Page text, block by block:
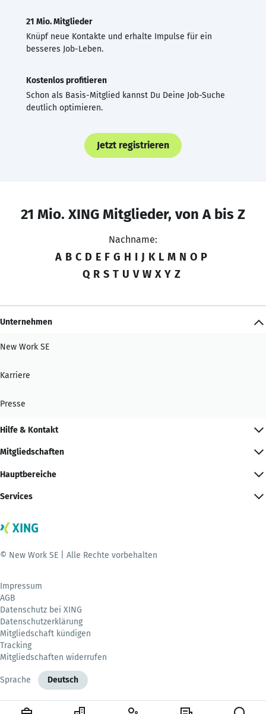
21 Mio. Mitglieder
Knüpf neue Kontakte und erhalte Impulse für ein
besseres Job-Leben.
Kostenlos profitieren
Schon als Basis-Mitglied kannst Du Deine Job-Suche
deutlich optimieren.
Jetzt registrieren
21 Mio. XING Mitglieder, von A bis Z
Nachname:
A B C D E F G H I J K L M N O P
Q R S T U V W X Y Z
Unternehmen
New Work SE
Karriere
Presse
Hilfe & Kontakt
Mitgliedschaften
Hauptbereiche
Services
© New Work SE | Alle Rechte vorbehalten
Impressum
AGB
Datenschutz bei XING
Datenschutzerklärung
Mitgliedschaft kündigen
Tracking
Mitgliedschaften widerrufen
Sprache Deutsch